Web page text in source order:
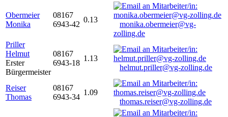
Obermeier
Monika
08167
6943-42
0.13
monika.obermeier@vg-
zolling.de
Priller
Helmut
Erster
Bürgermeister
08167
6943-18
1.13
helmut.priller@vg-zolling.de
Reiser
Thomas
08167
6943-34
1.09
thomas.reiser@vg-zolling.de